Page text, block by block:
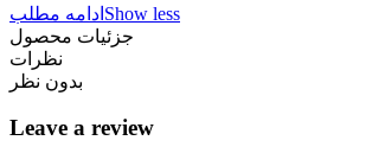
ادامه مطلب Show less
جزئیات محصول
نظرات
بدون نظر
Leave a review